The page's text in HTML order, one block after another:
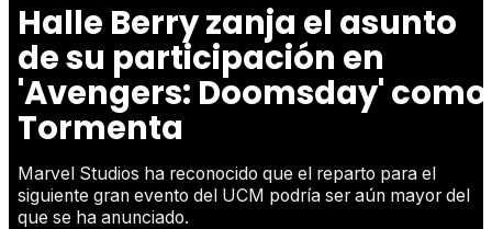
Halle Berry zanja el asunto
de su participación en
'Avengers: Doomsday' como
Tormenta
Marvel Studios ha reconocido que el reparto para el
siguiente gran evento del UCM podría ser aún mayor del
que se ha anunciado.